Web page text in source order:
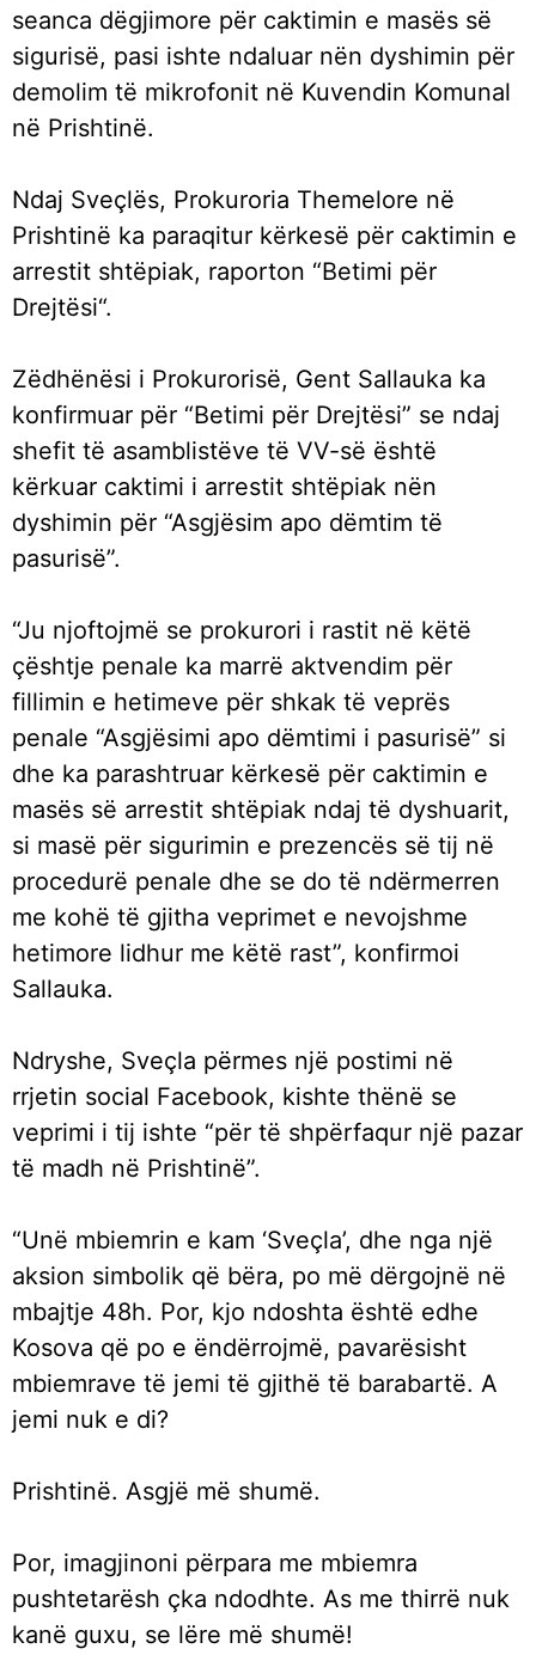
seanca dëgjimore për caktimin e masës së
sigurisë, pasi ishte ndaluar nën dyshimin për
demolim të mikrofonit në Kuvendin Komunal
në Prishtinë.
Ndaj Sveçlës, Prokuroria Themelore në
Prishtinë ka paraqitur kërkesë për caktimin e
arrestit shtëpiak, raporton “Betimi për
Drejtësi“.
Zëdhënësi i Prokurorisë, Gent Sallauka ka
konfirmuar për “Betimi për Drejtësi” se ndaj
shefit të asamblistëve të VV-së është
kërkuar caktimi i arrestit shtëpiak nën
dyshimin për “Asgjësim apo dëmtim të
pasurisë”.
“Ju njoftojmë se prokurori i rastit në këtë
çështje penale ka marrë aktvendim për
fillimin e hetimeve për shkak të veprës
penale “Asgjësimi apo dëmtimi i pasurisë” si
dhe ka parashtruar kërkesë për caktimin e
masës së arrestit shtëpiak ndaj të dyshuarit,
si masë për sigurimin e prezencës së tij në
procedurë penale dhe se do të ndërmerren
me kohë të gjitha veprimet e nevojshme
hetimore lidhur me këtë rast”, konfirmoi
Sallauka.
Ndryshe, Sveçla përmes një postimi në
rrjetin social Facebook, kishte thënë se
veprimi i tij ishte “për të shpërfaqur një pazar
të madh në Prishtinë”.
“Unë mbiemrin e kam ‘Sveçla’, dhe nga një
aksion simbolik që bëra, po më dërgojnë në
mbajtje 48h. Por, kjo ndoshta është edhe
Kosova që po e ëndërrojmë, pavarësisht
mbiemrave të jemi të gjithë të barabartë. A
jemi nuk e di?
Prishtinë. Asgjë më shumë.
Por, imagjinoni përpara me mbiemra
pushtetarësh çka ndodhte. As me thirrë nuk
kanë guxu, se lëre më shumë!